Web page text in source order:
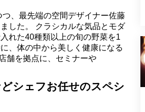
、最先端の空間デザイナー佐藤
した。 クラシカルな気品とモダ
れた40種類以上の旬の野菜を1
、体の中から美しく健康になる
舗を拠点に、セミナーや
シェフお任せのスペシ